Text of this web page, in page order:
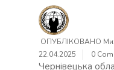
ОПУБЛІКОВАНО
22.04.2025
0
Чернівецька